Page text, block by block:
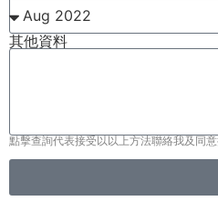
其他資料
點擊查詢代表接受以以上方法聯絡我及同